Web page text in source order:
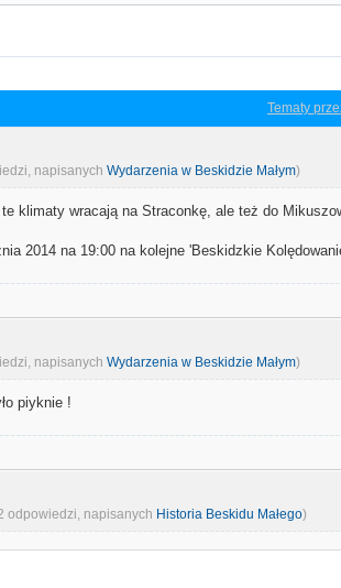
Tematy
napisanych Wydarzenia w Beskidzie Małym)
klimaty wracają na Straconkę, ale też do
2014 na 19:00 na kolejne 'Beskidzkie
napisanych Wydarzenia w Beskidzie Małym)
piyknie !
odpowiedzi, napisanych Historia Beskidu Małego)